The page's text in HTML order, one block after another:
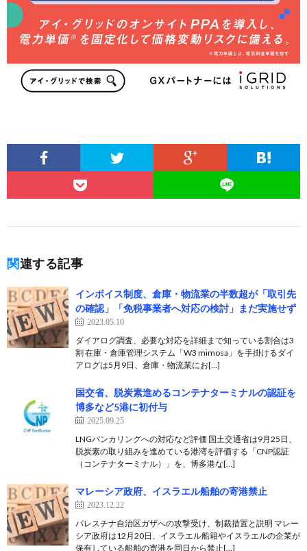
関連する記事
インボイス制度、倉庫・物流業の半数超が「取引先
の確認」「免税事業者へ対応の検討」まだ実施せず
2023.05.10
ダイアログ調査、必要な対応を詳細まで知っている割合は3
割 在庫・倉庫管理システム「W3 mimosa」を手掛けるダイ
アログは5月9日、倉庫・物流業にお[…]
国交省、脱炭素進めるコンテナターミナルの認証を
博多など5港に初付与
2025.09.25
LNGバンカリングへの対応など評価 国土交通省は9月25日、
脱炭素の取り組みを進めている港湾を評価する「CNP認証
（コンテナターミナル）」を、博多港な[…]
マレーシア政府、イスラエル船舶の寄港禁止
2023.12.22
パレスチナ自治区ガザへの攻撃受け、制裁措置と説明 マレー
シア政府は12月20日、イスラエル船籍やイスラエルの企業が
保有している船舶の寄港を同日から禁止[…]